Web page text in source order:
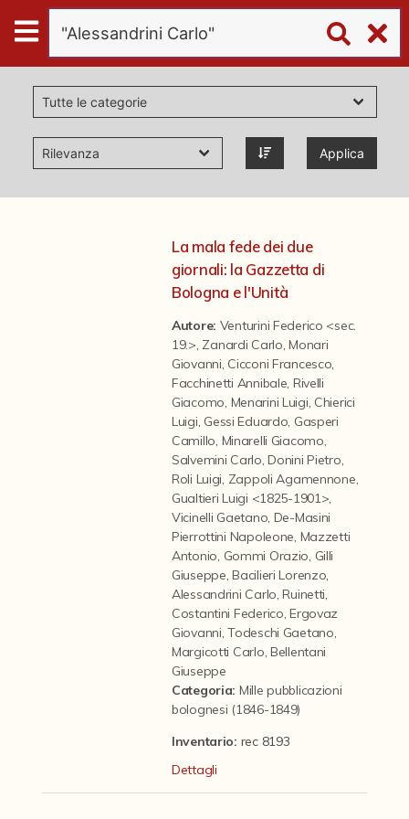
Digital
Humanities
Donazioni
Pubblicazioni
Il progetto Digital Humanities
Applica
La mala fede dei due
giornali: la Gazzetta di
Bologna e l'Unità
Autore: Venturini Federico <sec.
19.> Zanardi Carlo ,Monari
Giovanni Cicconi Francesco
Facchinetti Annibale Rivelli
Giacomo Menarini Luigi Chierici
Luigi Gessi Eduardo Gasperi
Camillo Minarelli Giacomo
Salvemini Carlo ,Donini Pietro
Roli Luigi Zappoli Agamennone
Gualtieri Luigi <1825-1901>
Vicinelli Gaetano De-Masini
Pierrottini Napoleone Mazzetti
Antonio Gommi Orazio Gilli
Giuseppe ,Bacilieri Lorenzo
Alessandrini Carlo ,Ruinetti
Costantini Federico ,Ergovaz
Giovanni ,Todeschi Gaetano
Margicotti Carlo Bellentani
Giuseppe
Categoria: Mille pubblicazioni
bolognesi (1846-1849)
Inventario: rec 8193
Dettagli